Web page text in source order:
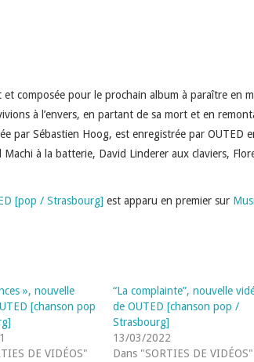
composée pour le prochain album à paraître en
à l’envers, en partant de sa mort et en
par Sébastien Hoog, est enregistrée par OUTED
à la batterie, David Linderer aux claviers,
[pop / Strasbourg] est apparu en premier sur
», nouvelle
[chanson pop
DE VIDÉOS"
“La complainte”, nouvelle
de OUTED [chanson pop /
Strasbourg]
13/03/2022
Dans "SORTIES DE VIDÉOS"